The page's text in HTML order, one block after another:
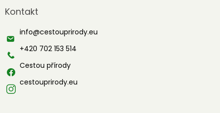
p
t
Kontakt
info@cestouprirody.eu
+420 702 153 514
Cestou přírody
cestouprirody.eu